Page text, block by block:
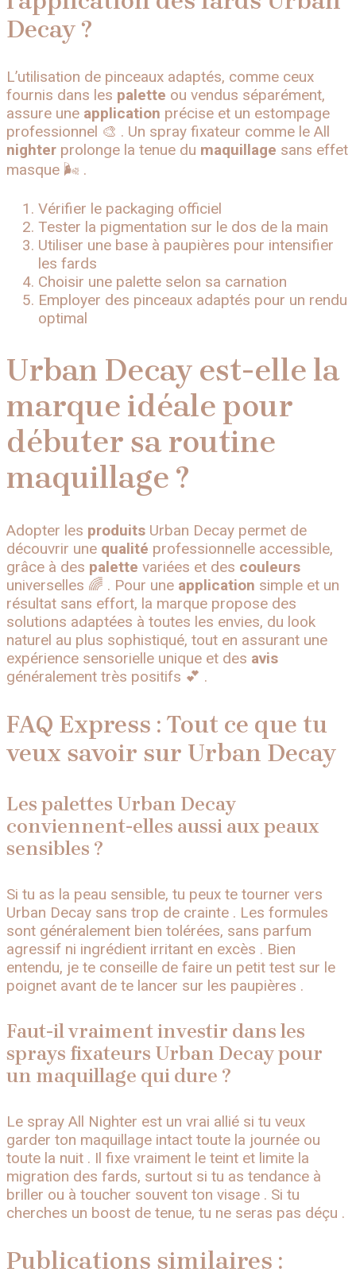
Decay ?
L’utilisation de pinceaux adaptés, comme ceux
fournis dans les palette ou vendus séparément,
assure une application précise et un estompage
professionnel 🎨 . Un spray fixateur comme le All
nighter prolonge la tenue du maquillage sans effet
masque 🌬️ .
Vérifier le packaging officiel
Tester la pigmentation sur le dos de la main
Utiliser une base à paupières pour intensifier
les fards
Choisir une palette selon sa carnation
Employer des pinceaux adaptés pour un rendu
optimal
Urban Decay est-elle la
marque idéale pour
débuter sa routine
maquillage ?
Adopter les produits Urban Decay permet de
découvrir une qualité professionnelle accessible,
grâce à des palette variées et des couleurs
universelles 🌈 . Pour une application simple et un
résultat sans effort, la marque propose des
solutions adaptées à toutes les envies, du look
naturel au plus sophistiqué, tout en assurant une
expérience sensorielle unique et des avis
généralement très positifs 💕 .
FAQ Express : Tout ce que tu
veux savoir sur Urban Decay
Les palettes Urban Decay
conviennent-elles aussi aux peaux
sensibles ?
Si tu as la peau sensible, tu peux te tourner vers
Urban Decay sans trop de crainte . Les formules
sont généralement bien tolérées, sans parfum
agressif ni ingrédient irritant en excès . Bien
entendu, je te conseille de faire un petit test sur le
poignet avant de te lancer sur les paupières .
Faut-il vraiment investir dans les
sprays fixateurs Urban Decay pour
un maquillage qui dure ?
Le spray All Nighter est un vrai allié si tu veux
garder ton maquillage intact toute la journée ou
toute la nuit . Il fixe vraiment le teint et limite la
migration des fards, surtout si tu as tendance à
briller ou à toucher souvent ton visage . Si tu
cherches un boost de tenue, tu ne seras pas déçu .
Publications similaires :